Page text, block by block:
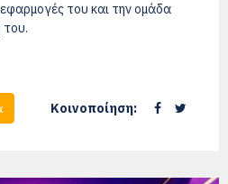
εφαρμογές του και την ομάδα
Κοινοποίηση: